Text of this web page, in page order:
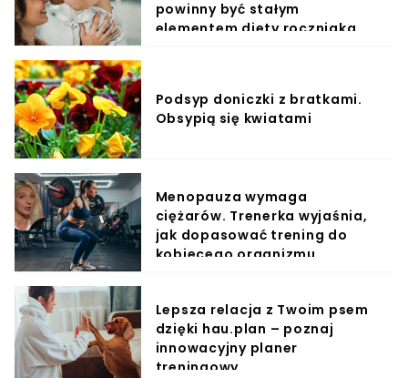
powinny być stałym
elementem diety roczniaka
Podsyp doniczki z bratkami.
Obsypią się kwiatami
Menopauza wymaga
ciężarów. Trenerka wyjaśnia,
jak dopasować trening do
kobiecego organizmu
Lepsza relacja z Twoim psem
dzięki hau.plan – poznaj
innowacyjny planer
treningowy